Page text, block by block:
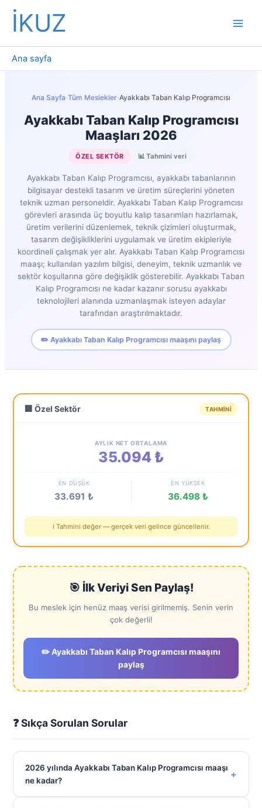
İçeriğe
İKUZ
Ana sayfa
Ana Sayfa›Tüm Meslekler›Ayakkabı Taban Kalıp Programcısı
Ayakkabı Taban Kalıp Programcısı
Maaşları 2026
ÖZEL SEKTÖR 📊 Tahmini veri
Ayakkabı Taban Kalıp Programcısı, ayakkabı tabanlarının
bilgisayar destekli tasarım ve üretim süreçlerini yöneten
teknik uzman personeldir. Ayakkabı Taban Kalıp Programcısı
görevleri arasında üç boyutlu kalıp tasarımları hazırlamak,
üretim verilerini düzenlemek, teknik çizimleri oluşturmak,
tasarım değişikliklerini uygulamak ve üretim ekipleriyle
koordineli çalışmak yer alır. Ayakkabı Taban Kalıp Programcısı
maaşı; kullanılan yazılım bilgisi, deneyim, teknik uzmanlık ve
sektör koşullarına göre değişiklik gösterebilir. Ayakkabı Taban
Kalıp Programcısı ne kadar kazanır sorusu ayakkabı
teknolojileri alanında uzmanlaşmak isteyen adaylar
tarafından araştırılmaktadır.
✏️ Ayakkabı Taban Kalıp Programcısı maaşını paylaş
🏢 Özel Sektör TAHMINI
AYLIK NET ORTALAMA
35.094 ₺
EN DÜŞÜK
33.691 ₺
EN YÜKSEK
36.498 ₺
ℹ️ Tahmini değer — gerçek veri gelince güncellenir.
🎯 İlk Veriyi Sen Paylaş!
Bu meslek için henüz maaş verisi girilmemiş. Senin verin
çok değerli!
✏️ Ayakkabı Taban Kalıp Programcısı maaşını
paylaş
❓ Sıkça Sorulan Sorular
2026 yılında Ayakkabı Taban Kalıp Programcısı maaşı
ne kadar?
+